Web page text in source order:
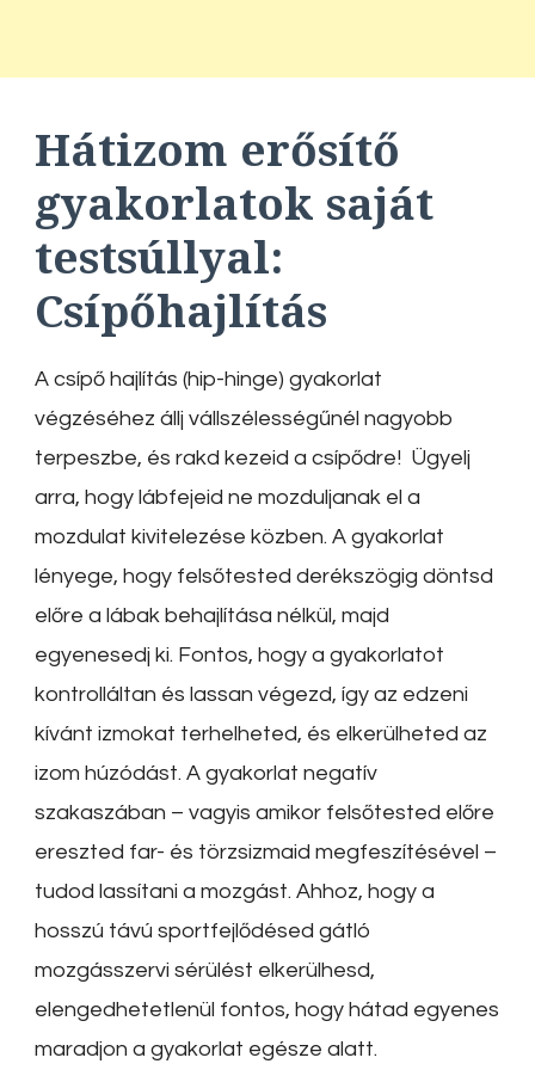
Hátizom erősítő
gyakorlatok saját
testsúllyal:
Csípőhajlítás
A csípő hajlítás (hip-hinge) gyakorlat
végzéséhez állj vállszélességűnél nagyobb
terpeszbe, és rakd kezeid a csípődre! Ügyelj
arra, hogy lábfejeid ne mozduljanak el a
mozdulat kivitelezése közben. A gyakorlat
lényege, hogy felsőtested derékszögig döntsd
előre a lábak behajlítása nélkül, majd
egyenesedj ki. Fontos, hogy a gyakorlatot
kontrolláltan és lassan végezd, így az edzeni
kívánt izmokat terhelheted, és elkerülheted az
izom húzódást. A gyakorlat negatív
szakaszában – vagyis amikor felsőtested előre
ereszted far- és törzsizmaid megfeszítésével –
tudod lassítani a mozgást. Ahhoz, hogy a
hosszú távú sportfejlődésed gátló
mozgásszervi sérülést elkerülhesd,
elengedhetetlenül fontos, hogy hátad egyenes
maradjon a gyakorlat egésze alatt.